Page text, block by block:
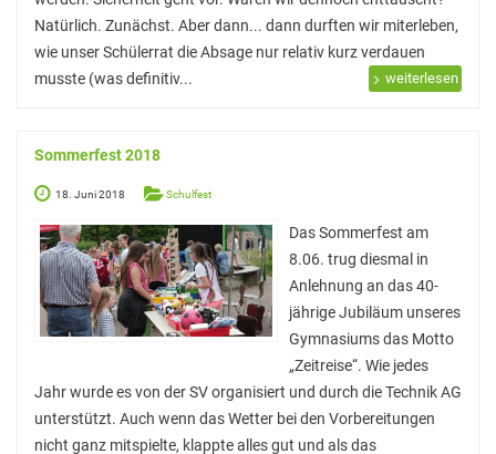
Informatik
Sport
Mathematik
Erdkunde
Veranstaltungen
Bildungsabende
Tag der offenen Tür
Natürlich. Zunächst. Aber dann... dann durften wir miterleben,
wie unser Schülerrat die Absage nur relativ kurz verdauen
musste (was definitiv...
weiterlesen
Sommerfest 2018
18. Juni 2018 Schulfest
Das Sommerfest am
8.06. trug diesmal in
Anlehnung an das 40-
jährige Jubiläum unseres
Gymnasiums das Motto
„Zeitreise“. Wie jedes
Jahr wurde es von der SV organisiert und durch die Technik AG
unterstützt. Auch wenn das Wetter bei den Vorbereitungen
nicht ganz mitspielte, klappte alles gut und als das